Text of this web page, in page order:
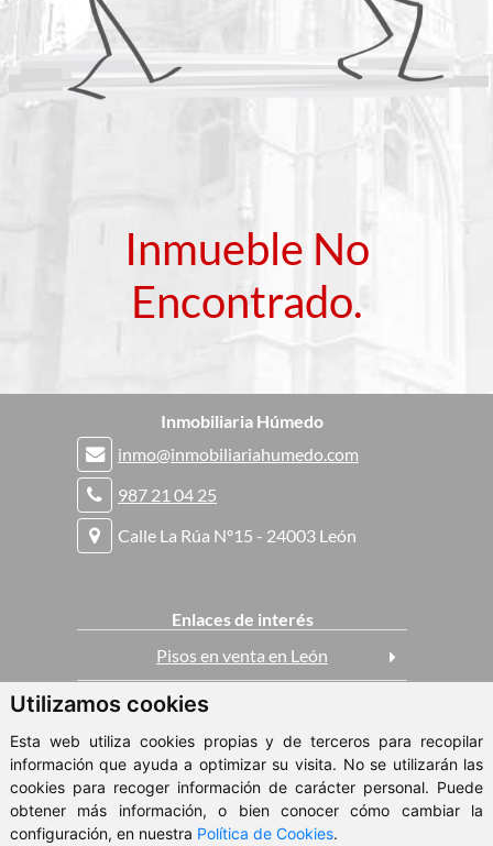
Utilizamos cookies
Esta web utiliza cookies propias y de terceros para recopilar
información que ayuda a optimizar su visita. No se utilizarán las
cookies para recoger información de carácter personal. Puede
obtener más información, o bien conocer cómo cambiar la
configuración, en nuestra Política de Cookies.
Inmueble No
Encontrado.
Inmobiliaria Húmedo
inmo@inmobiliariahumedo.com
987 21 04 25
Calle La Rúa Nº15 - 24003 León
Enlaces de interés
Pisos en venta en León
Casas en venta en León
Pisos en alquiler en León
© 2026 - Inmobiliaria Húmedo